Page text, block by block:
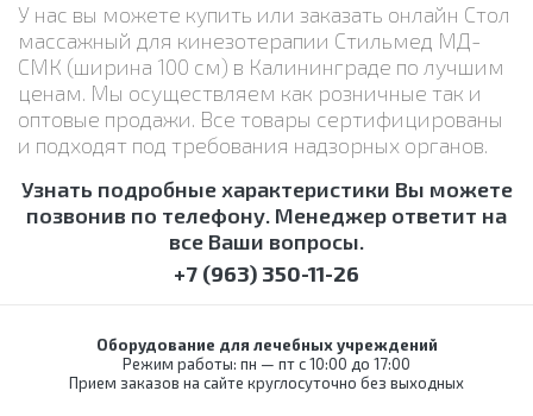
У нас вы можете купить или заказать онлайн Стол
массажный для кинезотерапии Стильмед МД-
СМК (ширина 100 см) в Калининграде по лучшим
ценам. Мы осуществляем как розничные так и
оптовые продажи. Все товары сертифицированы
и подходят под требования надзорных органов.
Узнать подробные характеристики Вы можете
позвонив по телефону. Менеджер ответит на
все Ваши вопросы.
+7 (963) 350-11-26
Оборудование для лечебных учреждений
Режим работы: пн — пт с 10:00 до 17:00
Прием заказов на сайте круглосуточно без выходных